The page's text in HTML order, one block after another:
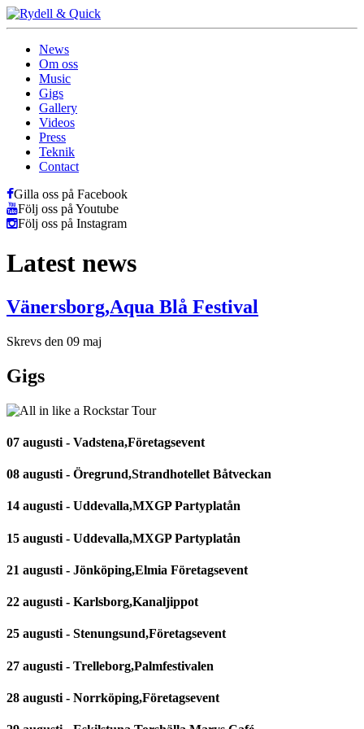
News
Om oss
Music
Gigs
Gallery
Videos
Press
Teknik
Contact
Gilla oss på Facebook
Följ oss på Youtube
Följ oss på Instagram
Latest news
Vänersborg,Aqua Blå Festival
Skrevs den 09 maj
Gigs
07 augusti - Vadstena,Företagsevent
08 augusti - Öregrund,Strandhotellet Båtveckan
14 augusti - Uddevalla,MXGP Partyplatån
15 augusti - Uddevalla,MXGP Partyplatån
21 augusti - Jönköping,Elmia Företagsevent
22 augusti - Karlsborg,Kanaljippot
25 augusti - Stenungsund,Företagsevent
27 augusti - Trelleborg,Palmfestivalen
28 augusti - Norrköping,Företagsevent